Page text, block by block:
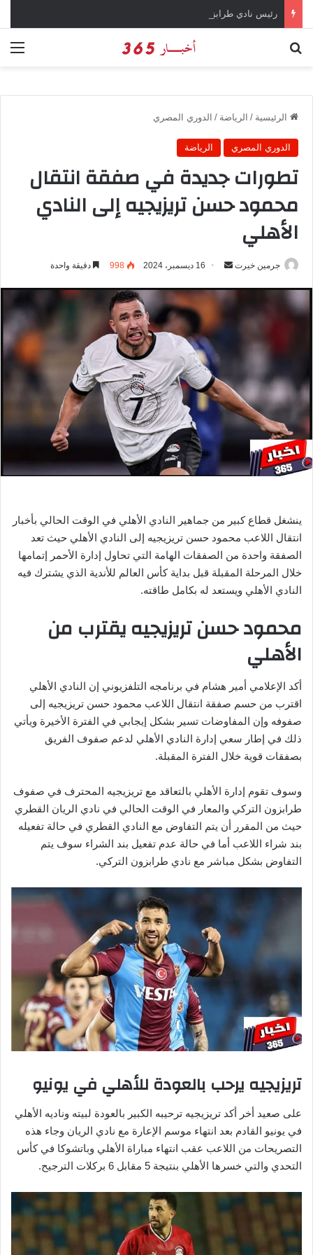
الرئيسية / الرياضة / الدوري المصري
الدوري المصري الرياضة
تطورات جديدة في صفقة انتقال
محمود حسن تريزيجيه إلى النادي
الأهلي
جرمين خيرت
س
د
ا
ت
ا
16 ديسمبر، 2024 998 دقيقة واحدة
ينشغل قطاع كبير من جماهير النادي الأهلي في الوقت الحالي بأخبار
انتقال اللاعب محمود حسن تريزيجيه إلى النادي الأهلي حيث تعد
الصفقة واحدة من الصفقات الهامة التي تحاول إدارة الأحمر إتمامها
خلال المرحلة المقبلة قبل بداية كأس العالم للأندية الذي يشترك فيه
النادي الأهلي ويستعد له بكامل طاقته.
محمود حسن تريزيجيه يقترب من
الأهلي
أكد الإعلامي أمير هشام في برنامجه التلفزيوني إن النادي الأهلي
اقترب من حسم صفقة انتقال اللاعب محمود حسن تريزيجيه إلى
صفوفه وإن المفاوضات تسير بشكل إيجابي في الفترة الأخيرة ويأتي
ذلك في إطار سعي إدارة النادي الأهلي لدعم صفوف الفريق
بصفقات قوية خلال الفترة المقبلة.
وسوف تقوم إدارة الأهلي بالتعاقد مع تريزيجيه المحترف في صفوف
طرابزون التركي والمعار في الوقت الحالي في نادي الريان القطري
حيث من المقرر أن يتم التفاوض مع النادي القطري في حالة تفعيله
بند شراء اللاعب أما في حالة عدم تفعيل بند الشراء سوف يتم
التفاوض بشكل مباشر مع نادي طرابزون التركي.
تريزيجيه يرحب بالعودة للأهلي في يونيو
على صعيد أخر أكد تريزيجيه ترحيبه الكبير بالعودة لبيته وناديه الأهلي
في يونيو القادم بعد انتهاء موسم الإعارة مع نادي الريان وجاء هذه
التصريحات من اللاعب عقب انتهاء مباراة الأهلي وباتشوكا في كأس
التحدي والتي خسرها الأهلي بنتيجة 5 مقابل 6 بركلات الترجيح.